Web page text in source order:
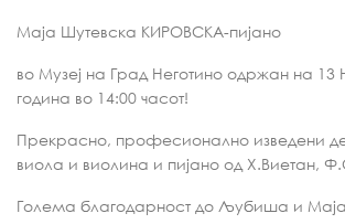
Маја Шутевска КИРОВСКА-пијано
во Музеј на Град Неготино одржан на 13
година во 14:00 часот!
Прекрасно, професионално изведени
виола и виолина и пијано од Х.Виетан,
Голема благодарност до Љубиша и